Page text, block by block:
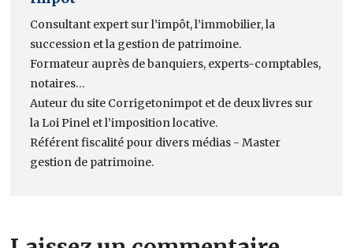
Consultant expert sur l’impôt, l’immobilier, la
succession et la gestion de patrimoine.
Formateur auprès de banquiers, experts-comptables,
notaires…
Auteur du site Corrigetonimpot et de deux livres sur
la Loi Pinel et l’imposition locative.
Référent fiscalité pour divers médias - Master
gestion de patrimoine.